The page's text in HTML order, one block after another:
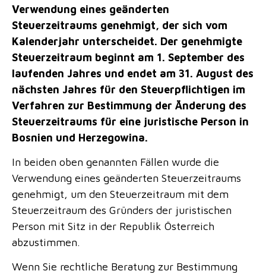
Verwendung eines geänderten
Steuerzeitraums genehmigt, der sich vom
Kalenderjahr unterscheidet. Der genehmigte
Steuerzeitraum beginnt am 1. September des
laufenden Jahres und endet am 31. August des
nächsten Jahres für den Steuerpflichtigen im
Verfahren zur Bestimmung der Änderung des
Steuerzeitraums für eine juristische Person in
Bosnien und Herzegowina.
In beiden oben genannten Fällen wurde die
Verwendung eines geänderten Steuerzeitraums
genehmigt, um den Steuerzeitraum mit dem
Steuerzeitraum des Gründers der juristischen
Person mit Sitz in der Republik Österreich
abzustimmen.
Wenn Sie rechtliche Beratung zur Bestimmung